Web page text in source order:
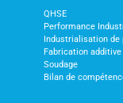
QHSE
Performance
Industrialisation de
Fabrication
Soudage
Bilan de